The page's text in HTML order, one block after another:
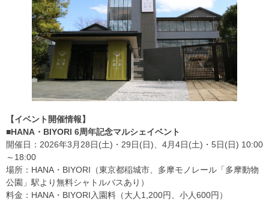
【イベント開催情報】
■HANA・BIYORI 6周年記念マルシェイベント
開催日：2026年3月28日(土)・29日(日)、4月4日(土)・5日(日) 10:00
～18:00
場所：HANA・BIYORI（東京都稲城市、多摩モノレール「多摩動物
公園」駅より無料シャトルバスあり）
料金：HANA・BIYORI入園料（大人1,200円、小人600円）